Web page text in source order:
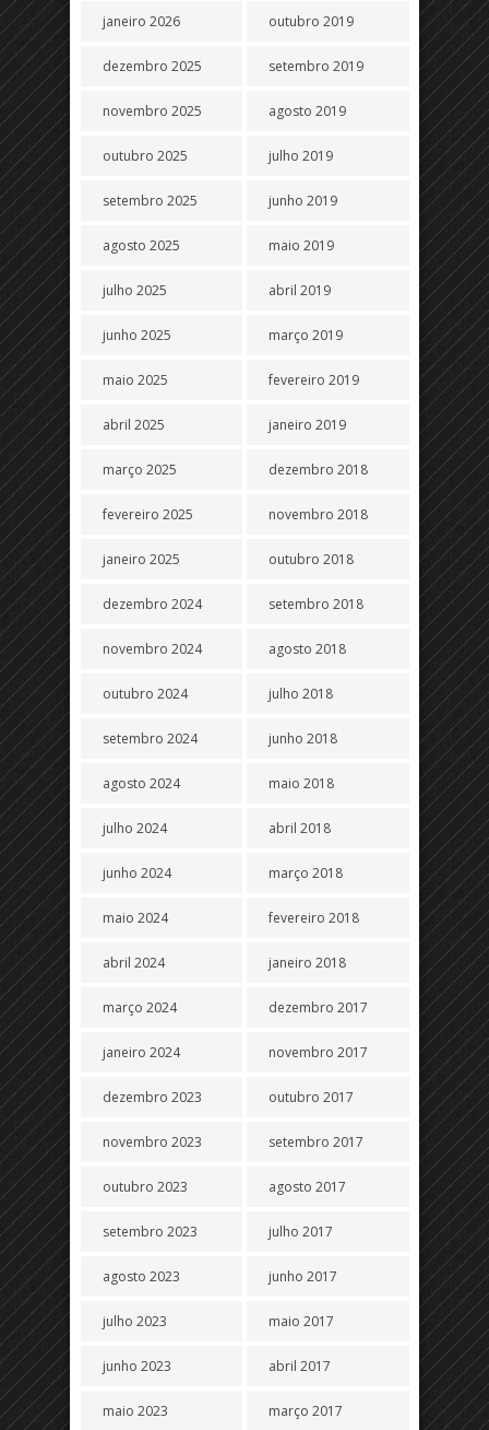
janeiro 2026
dezembro 2025
novembro 2025
outubro 2025
setembro 2025
agosto 2025
julho 2025
junho 2025
maio 2025
abril 2025
março 2025
fevereiro 2025
janeiro 2025
dezembro 2024
novembro 2024
outubro 2024
setembro 2024
agosto 2024
julho 2024
junho 2024
maio 2024
abril 2024
março 2024
janeiro 2024
dezembro 2023
novembro 2023
outubro 2023
setembro 2023
agosto 2023
julho 2023
junho 2023
maio 2023
outubro 2019
setembro 2019
agosto 2019
julho 2019
junho 2019
maio 2019
abril 2019
março 2019
fevereiro 2019
janeiro 2019
dezembro 2018
novembro 2018
outubro 2018
setembro 2018
agosto 2018
julho 2018
junho 2018
maio 2018
abril 2018
março 2018
fevereiro 2018
janeiro 2018
dezembro 2017
novembro 2017
outubro 2017
setembro 2017
agosto 2017
julho 2017
junho 2017
maio 2017
abril 2017
março 2017